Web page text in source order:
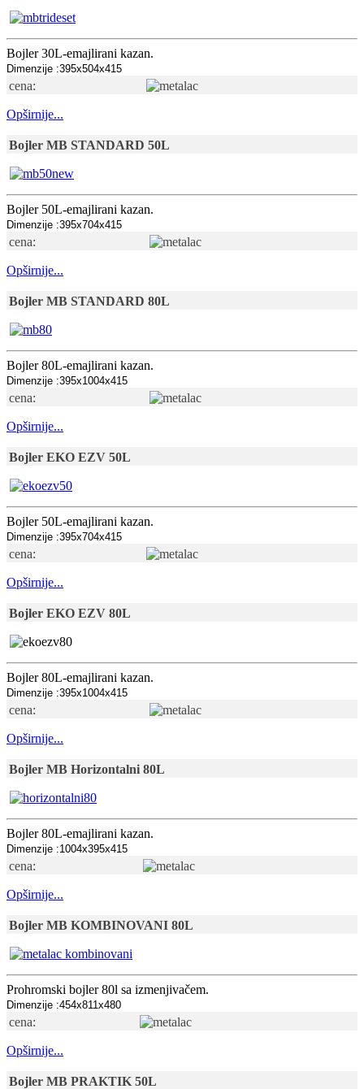
Bojler 30L-emajlirani kazan.
Dimenzije :395x504x415
cena:
Opširnije...
Bojler MB STANDARD 50L
Bojler 50L-emajlirani kazan.
Dimenzije :395x704x415
cena:
Opširnije...
Bojler MB STANDARD 80L
Bojler 80L-emajlirani kazan.
Dimenzije :395x1004x415
cena:
Opširnije...
Bojler EKO EZV 50L
Bojler 50L-emajlirani kazan.
Dimenzije :395x704x415
cena:
Opširnije...
Bojler EKO EZV 80L
Bojler 80L-emajlirani kazan.
Dimenzije :395x1004x415
cena:
Opširnije...
Bojler MB Horizontalni 80L
Bojler 80L-emajlirani kazan.
Dimenzije :1004x395x415
cena:
Opširnije...
Bojler MB KOMBINOVANI 80L
Prohromski bojler 80l sa izmenjivačem.
Dimenzije :454x811x480
cena:
Opširnije...
Bojler MB PRAKTIK 50L